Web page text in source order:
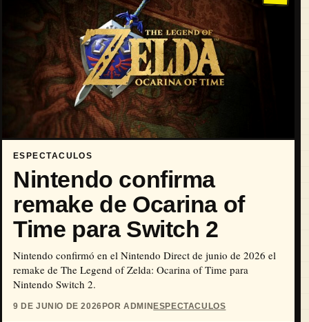
ESPECTACULOS
Nintendo confirma
remake de Ocarina of
Time para Switch 2
Nintendo confirmó en el Nintendo Direct de junio de 2026 el
remake de The Legend of Zelda: Ocarina of Time para
Nintendo Switch 2.
9 DE JUNIO DE 2026POR ADMINESPECTACULOS